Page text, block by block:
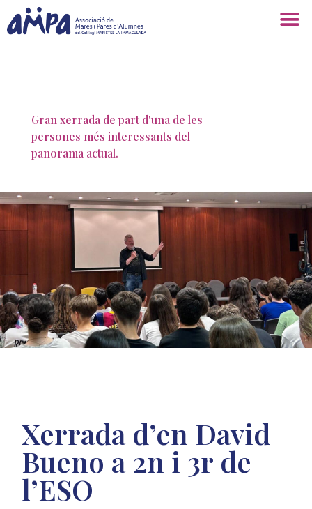
Xerrada d’en David
Bueno a 2n i 3r de
l’ESO
Gran xerrada de part d'una de les
persones més interessants del
panorama actual.